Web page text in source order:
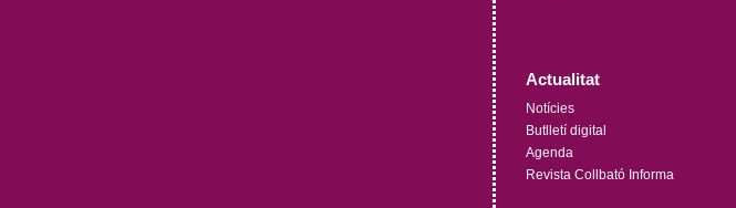
Actualitat
Notícies
Butlletí digital
Agenda
Revista Collbató Informa